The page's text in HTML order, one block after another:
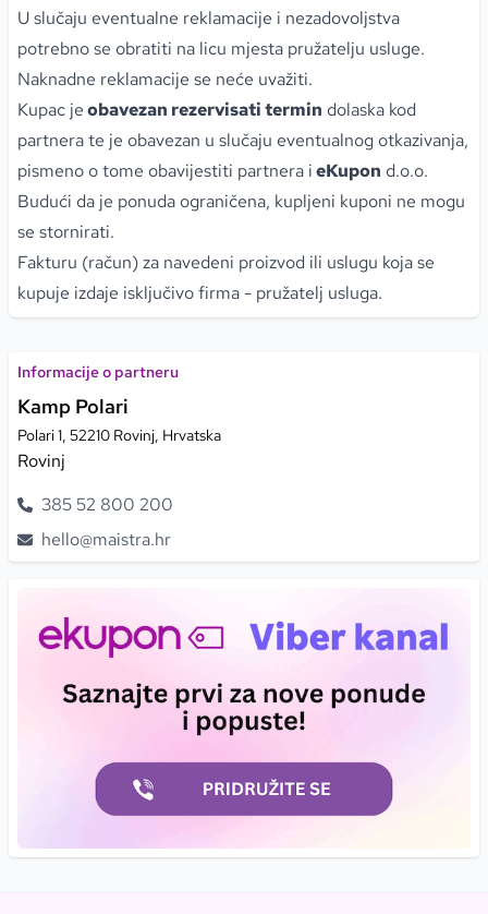
U slučaju eventualne reklamacije i nezadovoljstva
potrebno se obratiti na licu mjesta pružatelju usluge.
Naknadne reklamacije se neće uvažiti.
Kupac jeobavezan rezervisati termin dolaska kod
partnera te je obavezan u slučaju eventualnog otkazivanja,
pismeno o tome obavijestiti partnera ieKupon d.o.o.
Budući da je ponuda ograničena, kupljeni kuponi ne mogu
se stornirati.
Fakturu (račun) za navedeni proizvod ili uslugu koja se
kupuje izdaje isključivo firma - pružatelj usluga.
Informacije o partneru
Kamp Polari
Polari 1, 52210 Rovinj, Hrvatska
Rovinj
38552 800 200
hello@maistra.hr